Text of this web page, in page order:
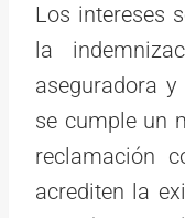
Los intereses
la
aseguradora
se cumple un
reclamación
acrediten la